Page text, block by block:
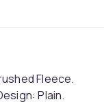
Fleece.
Plain.